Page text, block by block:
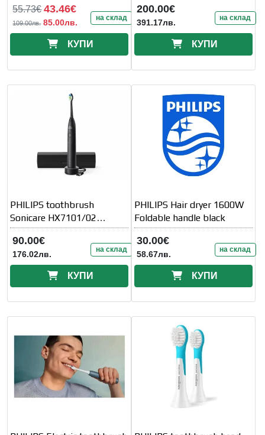
55.73€ 43.46€
109.00лв. 85.00лв. на склад
КУПИ
200.00€
391.17лв. на склад
КУПИ
PHILIPS toothbrush
Sonicare HX7101/02
BrushPacer and
SmartTimer black
90.00€
176.02лв. на склад
КУПИ
PHILIPS Hair dryer 1600W
Foldable handle black
30.00€
58.67лв. на склад
КУПИ